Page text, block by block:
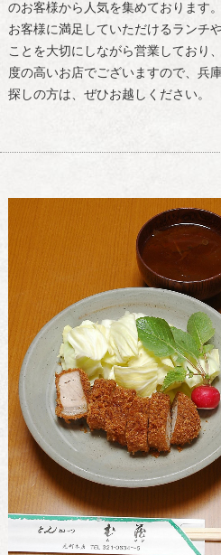
のお客様から人気を集めております。
お客様に満足していただけるランチ
ことを大切にしながら営業しており
度の高いお店でございますので、兵
探しの方は、ぜひお越しください。